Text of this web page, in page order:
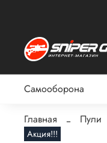
Самооборона
Главная Пули
Акция!!!